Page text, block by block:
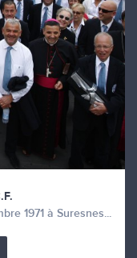
1971 à Suresnes...